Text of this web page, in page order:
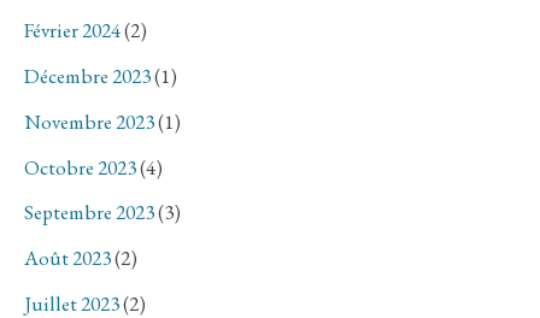
Février 2024(2)
Décembre 2023(1)
Novembre 2023(1)
Octobre 2023(4)
Septembre 2023(3)
Août 2023(2)
Juillet 2023(2)